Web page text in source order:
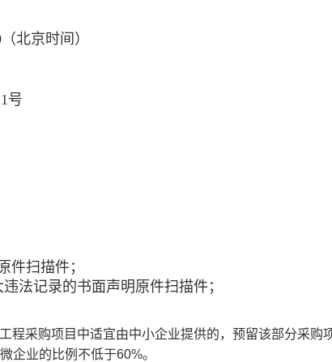
（北京时间）
号
扫描件；
法记录的书面声明原件扫描件；
程采购项目中适宜由中小企业提供的，预留该部分采购
企业的比例不低于60%。